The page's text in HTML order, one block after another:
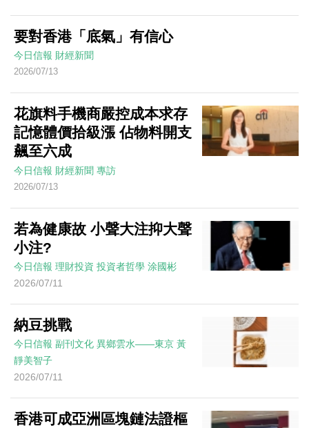
要對香港「底氣」有信心
今日信報 財經新聞
2026/07/13
花旗料手機商嚴控成本求存
記憶體價拾級漲 佔物料開支
飆至六成
今日信報 財經新聞 專訪
2026/07/13
若為健康故 小聲大注抑大聲
小注?
今日信報 理財投資 投資者哲學 涂國彬
2026/07/11
納豆挑戰
今日信報 副刊文化 異鄉雲水——東京 黃
靜美智子
2026/07/11
香港可成亞洲區塊鏈法證樞